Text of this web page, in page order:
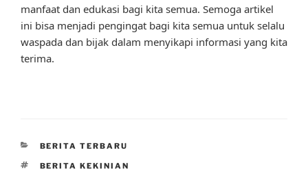
manfaat dan edukasi bagi kita semua. Semoga artikel
ini bisa menjadi pengingat bagi kita semua untuk selalu
waspada dan bijak dalam menyikapi informasi yang kita
terima.
CATEGORIES
BERITA TERBARU
TAGS
BERITA KEKINIAN